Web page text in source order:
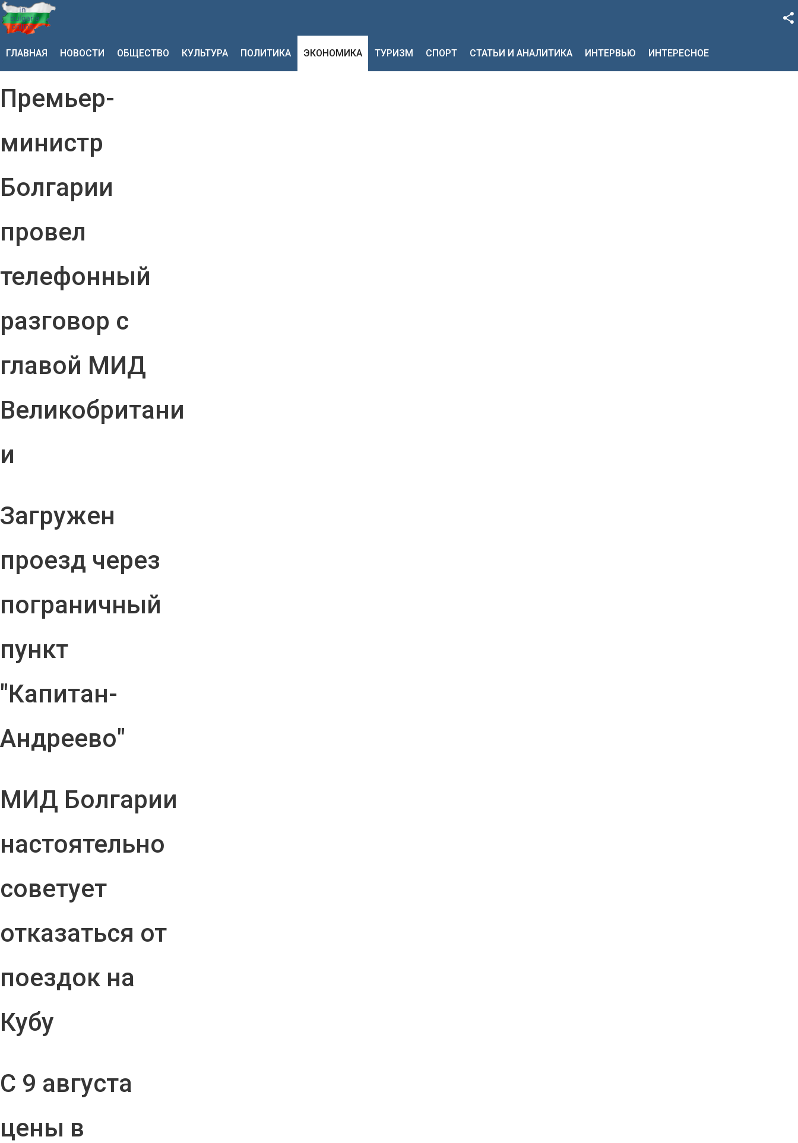
Google+
ГЛАВНАЯ НОВОСТИ ОБЩЕСТВО КУЛЬТУРА ПОЛИТИКА ЭКОНОМИКА ТУРИЗМ СПОРТ СТАТЬИ И АНАЛИТИКА ИНТЕРВЬЮ ИНТЕРЕСНОЕ
Премьер-
министр
Болгарии
провел
телефонный
разговор с
главой МИД
Великобритани
и
Загружен
проезд через
пограничный
пункт
"Капитан-
Андреево"
МИД Болгарии
настоятельно
советует
отказаться от
поездок на
Кубу
С 9 августа
цены в